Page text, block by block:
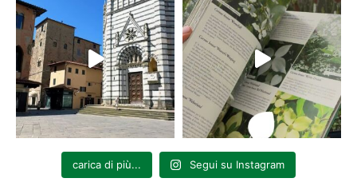
carica di più... Segui su Instagram